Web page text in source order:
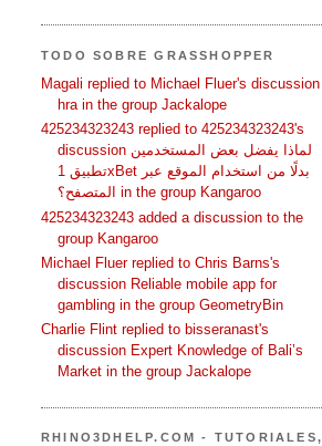
TODO SOBRE GRASSHOPPER
Magali replied to Michael Fluer's discussion
hra in the group Jackalope
425234323243 replied to 425234323243's
discussion لماذا يفضل بعض المستخدمين
تطبيق 1xBet بدلًا من استخدام الموقع عبر
المتصفح؟ in the group Kangaroo
425234323243 added a discussion to the
group Kangaroo
Michael Fluer replied to Chris Barns's
discussion Reliable mobile app for
gambling in the group GeometryBin
Charlie Flint replied to bisseranast's
discussion Expert Knowledge of Bali’s
Market in the group Jackalope
RHINO3DHELP.COM - TUTORIALES,